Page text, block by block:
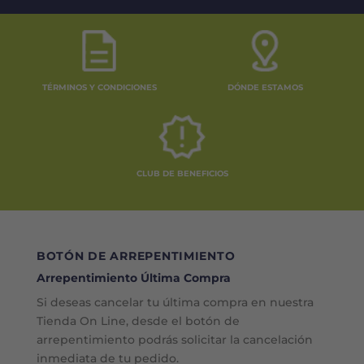
TÉRMINOS Y CONDICIONES DÓNDE ESTAMOS
CLUB DE BENEFICIOS
BOTÓN DE ARREPENTIMIENTO
Arrepentimiento Última Compra
Si deseas cancelar tu última compra en nuestra
Tienda On Line, desde el botón de
arrepentimiento podrás solicitar la cancelación
inmediata de tu pedido.